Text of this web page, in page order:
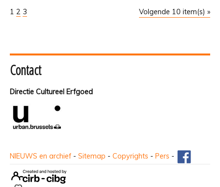
Volgende 10 item(s) »
1 2 3
Contact
Directie Cultureel Erfgoed
NIEUWS en archief - Sitemap - Copyrights - Pers -